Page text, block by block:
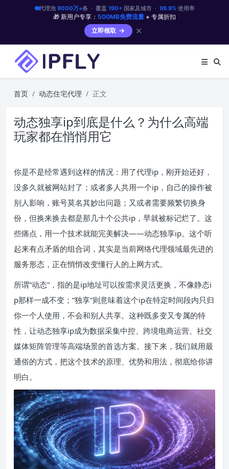
代理池 9000万+条 · 覆盖 190+国家及城市 · 99.9%使用率
🎁 新用户专享： 500MB免费流量 + 专属折扣
立即领取
✕
首页 动态住宅代理 正文
动态独享ip到底是什么？为什么高端
玩家都在悄悄用它
你是不是经常遇到这样的情况：用了代理ip，刚开始还好，
没多久就被网站封了；或者多人共用一个ip，自己的操作被
别人影响，账号莫名其妙出问题；又或者需要频繁切换身
份，但换来换去都是那几十个公共ip，早就被标记烂了。这
些痛点，用一个技术就能完美解决——动态独享ip。这个听
起来有点矛盾的组合词，其实是当前网络代理领域最先进的
服务形态，正在悄悄改变懂行人的上网方式。
所谓”动态”，指的是ip地址可以按需求灵活更换，不像静态i
p那样一成不变；”独享”则意味着这个ip在特定时间段内只归
你一个人使用，不会和别人共享。这种既多变又专属的特
性，让动态独享ip成为数据采集中控、跨境电商运营、社交
媒体矩阵管理等高端场景的首选方案。接下来，我们就用最
通俗的方式，把这个技术的原理、优势和用法，彻底给你讲
明白。